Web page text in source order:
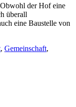
der Hof eine
überall
eine Baustelle von
, Gemeinschaft,